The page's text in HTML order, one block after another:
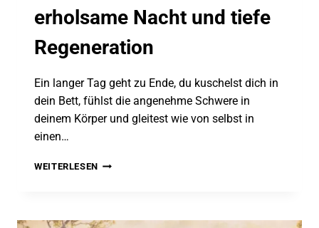
erholsame Nacht und tiefe
Regeneration
Ein langer Tag geht zu Ende, du kuschelst dich in
dein Bett, fühlst die angenehme Schwere in
deinem Körper und gleitest wie von selbst in
einen…
WEITERLESEN ENTSPANNTER
FÜR